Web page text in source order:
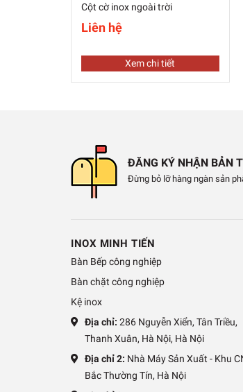
Cột cờ inox ngoài trời
Liên hệ
Xem chi tiết
ĐĂNG KÝ NHẬN BẢN
Đừng bỏ lỡ hàng ngàn sản
INOX MINH TIẾN
Bàn Bếp công nghiệp
Bàn chặt công nghiệp
Kệ inox
Địa chỉ: 286 Nguyễn Xiển, Tân Triều,
Thanh Xuân, Hà Nội, Hà Nội
Địa chỉ 2: Nhà Máy Sản Xuất - Khu
Bắc Thường Tín, Hà Nội